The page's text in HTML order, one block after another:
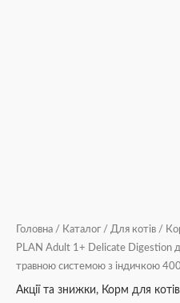
Головна / Каталог / Для котів /
PLAN Adult 1+ Delicate Digestion
травною системою з індичкою
Акції та знижки, Корм для котів